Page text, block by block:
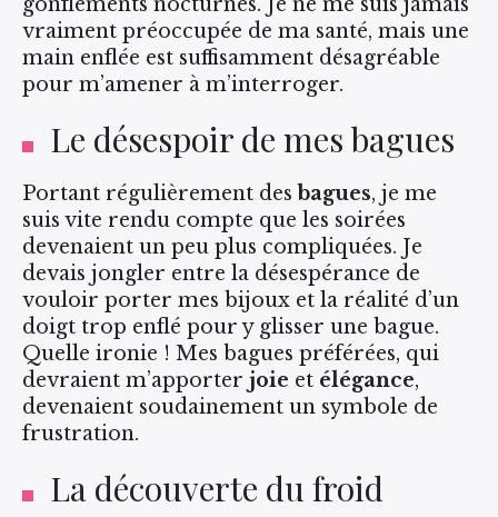
vraiment préoccupée de ma santé, mais une
main enflée est suffisamment désagréable
pour m’amener à m’interroger.
Le désespoir de mes bagues
Portant régulièrement des bagues, je me
suis vite rendu compte que les soirées
devenaient un peu plus compliquées. Je
devais jongler entre la désespérance de
vouloir porter mes bijoux et la réalité d’un
doigt trop enflé pour y glisser une bague.
Quelle ironie ! Mes bagues préférées, qui
devraient m’apporter joie et élégance,
devenaient soudainement un symbole de
frustration.
La découverte du froid